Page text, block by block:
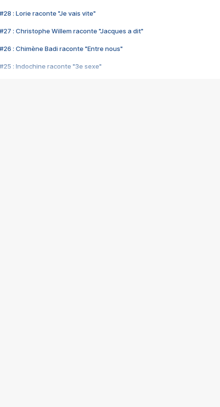
#28 : Lorie raconte "Je vais vite"
#27 : Christophe Willem raconte "Jacques a dit"
#26 : Chimène Badi raconte "Entre nous"
#25 : Indochine raconte "3e sexe"